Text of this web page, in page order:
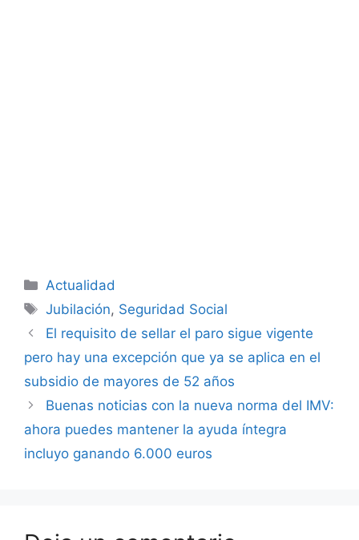
Categorías
Actualidad
Etiquetas
Jubilación, Seguridad Social
El requisito de sellar el paro sigue vigente
pero hay una excepción que ya se aplica en el
subsidio de mayores de 52 años
Buenas noticias con la nueva norma del IMV:
ahora puedes mantener la ayuda íntegra
incluyo ganando 6.000 euros